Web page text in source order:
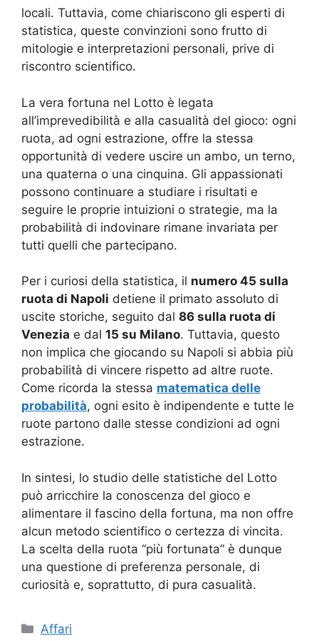
locali. Tuttavia, come chiariscono gli esperti di
statistica, queste convinzioni sono frutto di
mitologie e interpretazioni personali, prive di
riscontro scientifico.
La vera fortuna nel Lotto è legata
all’imprevedibilità e alla casualità del gioco: ogni
ruota, ad ogni estrazione, offre la stessa
opportunità di vedere uscire un ambo, un terno,
una quaterna o una cinquina. Gli appassionati
possono continuare a studiare i risultati e
seguire le proprie intuizioni o strategie, ma la
probabilità di indovinare rimane invariata per
tutti quelli che partecipano.
Per i curiosi della statistica, il numero 45 sulla
ruota di Napoli detiene il primato assoluto di
uscite storiche, seguito dal 86 sulla ruota di
Venezia e dal 15 su Milano. Tuttavia, questo
non implica che giocando su Napoli si abbia più
probabilità di vincere rispetto ad altre ruote.
Come ricorda la stessa matematica delle
probabilità, ogni esito è indipendente e tutte le
ruote partono dalle stesse condizioni ad ogni
estrazione.
In sintesi, lo studio delle statistiche del Lotto
può arricchire la conoscenza del gioco e
alimentare il fascino della fortuna, ma non offre
alcun metodo scientifico o certezza di vincita.
La scelta della ruota “più fortunata” è dunque
una questione di preferenza personale, di
curiosità e, soprattutto, di pura casualità.
Categorie
Affari